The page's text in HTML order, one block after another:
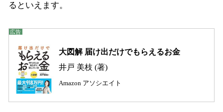
るといえます。
大図解 届け出だけでもらえるお金
井戸 美枝 (著)
Amazon アソシエイト